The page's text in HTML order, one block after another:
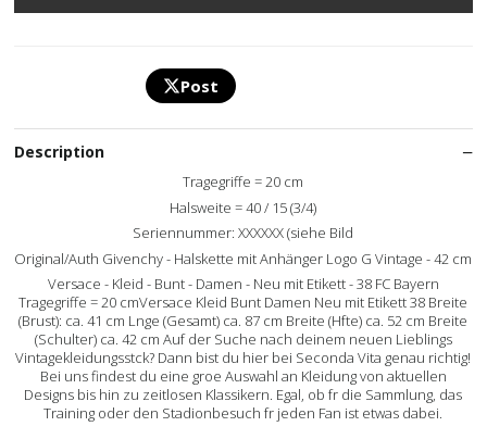
Post
Description
Tragegriffe = 20 cm
Halsweite = 40 / 15 (3/4)
Seriennummer: XXXXXX (siehe Bild
Original/Auth Givenchy - Halskette mit Anhänger Logo G Vintage - 42 cm
Versace - Kleid - Bunt - Damen - Neu mit Etikett - 38 FC Bayern
Tragegriffe = 20 cmVersace Kleid Bunt Damen Neu mit Etikett 38 Breite
(Brust): ca. 41 cm Lnge (Gesamt) ca. 87 cm Breite (Hfte) ca. 52 cm Breite
(Schulter) ca. 42 cm Auf der Suche nach deinem neuen Lieblings
Vintagekleidungsstck? Dann bist du hier bei Seconda Vita genau richtig!
Bei uns findest du eine groe Auswahl an Kleidung von aktuellen
Designs bis hin zu zeitlosen Klassikern. Egal, ob fr die Sammlung, das
Training oder den Stadionbesuch fr jeden Fan ist etwas dabei.